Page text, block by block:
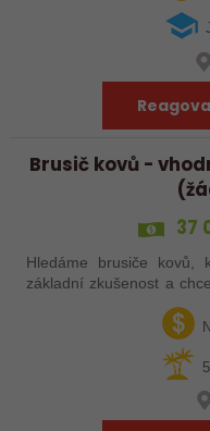
Brusič kovů -
37
Hledáme brusiče kovů,
základní zkušenost a chce se
být samostatný
abys už někdy pracoval…